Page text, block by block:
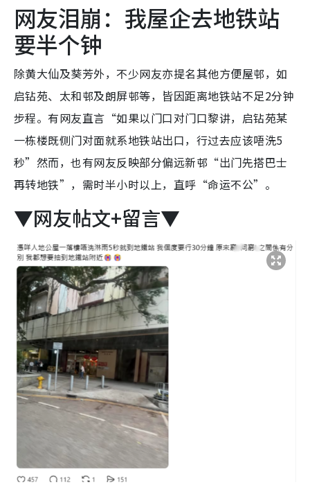
网友泪崩：我屋企去地铁站
要半个钟
除黄大仙及葵芳外，不少网友亦提名其他方便屋邨，如
启钻苑、太和邨及朗屏邨等，皆因距离地铁站不足2分钟
步程。有网友直言“如果以门口对门口黎讲，启钻苑某
一栋楼既侧门对面就系地铁站出口，行过去应该唔洗5
秒”然而，也有网友反映部分偏远新邨“出门先搭巴士
再转地铁”，需时半小时以上，直呼“命运不公”。
▼网友帖文+留言▼